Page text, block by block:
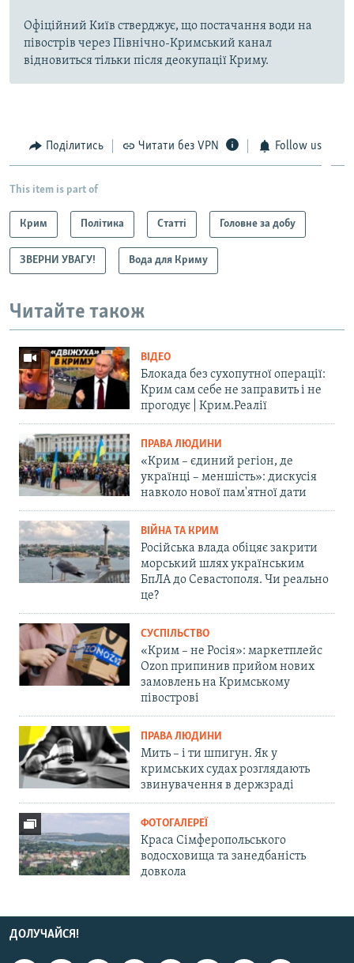
Офіційний Київ стверджує, що постачання води на
півострів через Північно-Кримський канал
відновиться тільки після деокупації Криму.
Поділитись Читати без VPN Follow us
This item is part of
Крим Політика Статті Головне за добу
ЗВЕРНИ УВАГУ! Вода для Криму
Читайте також
ВІДЕО
Блокада без сухопутної операції:
Крим сам себе не заправить і не
прогодує | Крим.Реалії
ПРАВА ЛЮДИНИ
«Крим – єдиний регіон, де
українці – меншість»: дискусія
навколо нової пам'ятної дати
ВІЙНА ТА КРИМ
Російська влада обіцяє закрити
морський шлях українським
БпЛА до Севастополя. Чи реально
це?
СУСПІЛЬСТВО
«Крим – не Росія»: маркетплейс
Ozon припинив прийом нових
замовлень на Кримському
півострові
ПРАВА ЛЮДИНИ
Мить – і ти шпигун. Як у
кримських судах розглядають
звинувачення в держзраді
ФОТОГАЛЕРЕЇ
Краса Сімферопольського
водосховища та занедбаність
довкола
ДОЛУЧАЙСЯ!